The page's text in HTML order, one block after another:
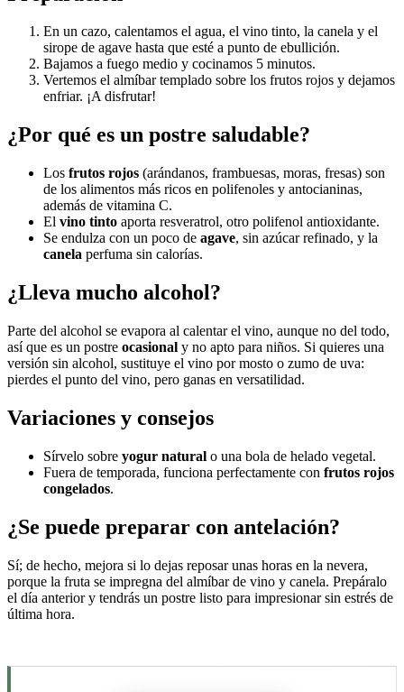
En un cazo, calentamos el agua, el vino tinto, la canela y el
sirope de agave hasta que esté a punto de ebullición.
Bajamos a fuego medio y cocinamos 5 minutos.
Vertemos el almíbar templado sobre los frutos rojos y dejamos
enfriar. ¡A disfrutar!
¿Por qué es un postre saludable?
Los frutos rojos (arándanos, frambuesas, moras, fresas) son
de los alimentos más ricos en polifenoles y antocianinas,
además de vitamina C.
El vino tinto aporta resveratrol, otro polifenol antioxidante.
Se endulza con un poco de agave, sin azúcar refinado, y la
canela perfuma sin calorías.
¿Lleva mucho alcohol?
Parte del alcohol se evapora al calentar el vino, aunque no del todo,
así que es un postre ocasional y no apto para niños. Si quieres una
versión sin alcohol, sustituye el vino por mosto o zumo de uva:
pierdes el punto del vino, pero ganas en versatilidad.
Variaciones y consejos
Sírvelo sobre yogur natural o una bola de helado vegetal.
Fuera de temporada, funciona perfectamente con frutos rojos
congelados.
¿Se puede preparar con antelación?
Sí; de hecho, mejora si lo dejas reposar unas horas en la nevera,
porque la fruta se impregna del almíbar de vino y canela. Prepáralo
el día anterior y tendrás un postre listo para impresionar sin estrés de
última hora.